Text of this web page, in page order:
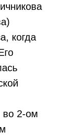
когда
во 2-ом